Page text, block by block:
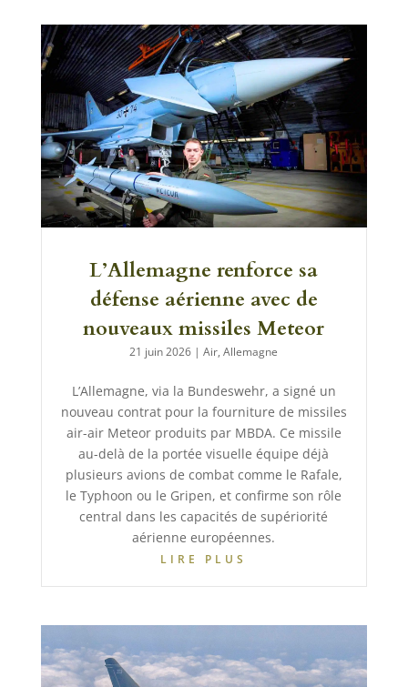
L’Allemagne renforce sa
défense aérienne avec de
nouveaux missiles Meteor
21 juin 2026 |Air,Allemagne
L’Allemagne, via la Bundeswehr, a signé un
nouveau contrat pour la fourniture de missiles
air-air Meteor produits par MBDA. Ce missile
au-delà de la portée visuelle équipe déjà
plusieurs avions de combat comme le Rafale,
le Typhoon ou le Gripen, et confirme son rôle
central dans les capacités de supériorité
aérienne européennes.
LIRE PLUS